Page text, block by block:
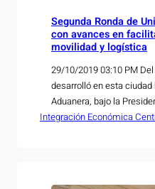
Segunda Ronda de
con avances en
movilidad y logística
29/10/2019 03:10 PM
desarrolló en esta
Aduanera, bajo la
Subsistema de
Integración Económica